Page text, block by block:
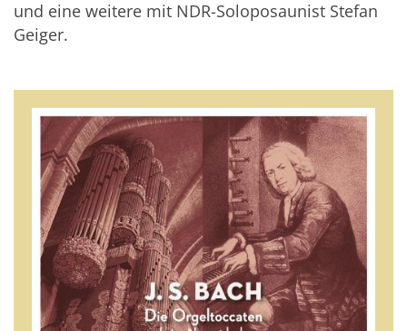
und eine weitere mit NDR-Soloposaunist Stefan
Geiger.